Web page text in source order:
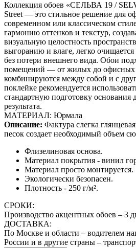
Коллекция обоев «СЕЛЬВА 19 /
Street — это стильное решение для
современном или классическом
гармонию оттенков и текстур,
визуальную целостность
выгоранию и влаге, легко
без потери внешнего вида. Обои
помещений — от жилых до офисных
комбинируются между собой и с
поклейке рекомендуется
стандартную подготовку основания
результата.
МАТЕРИАЛ: Юрмала
Описание: Фактура слегка
песок создает необходимый объем
Флизелиновая основа.
Материал покрытия - винил
Материал просто монтируется.
Экологически безопасен.
Плотность - 250 г/м².
СРОКИ:
Производство акцентных обоев – 3
ДОСТАВКА:
По Москве и области – водителем
России и в другие страны –